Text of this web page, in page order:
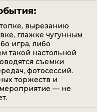
вырезанию
глажке чугунным
игра, либо
такой настольной
съемки
фотосессий.
торжеств и
— не